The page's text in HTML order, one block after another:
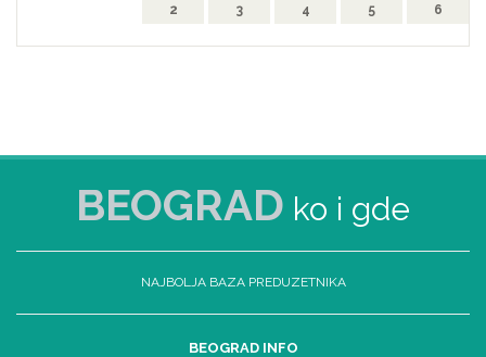
2
3
4
5
6
BEOGRAD ko i gde
NAJBOLJA BAZA PREDUZETNIKA
BEOGRAD INFO